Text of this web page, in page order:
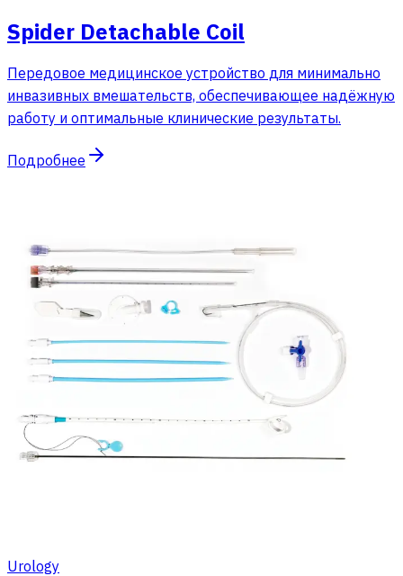
Spider Detachable Coil
Передовое медицинское устройство для минимально
инвазивных вмешательств, обеспечивающее надёжную
работу и оптимальные клинические результаты.
Подробнее
Urology